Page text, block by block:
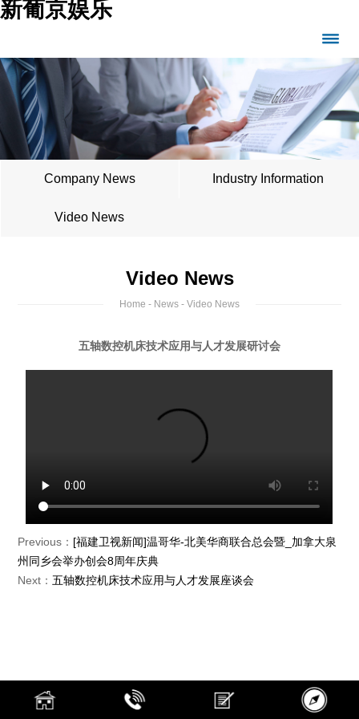
新葡京娱乐
Company News Industry Information
Video News
Video News
Home - News - Video News
五轴数控机床技术应用与人才发展研讨会
Previous： [福建卫视新闻]温哥华-北美华商联合总会暨_加拿大泉
州同乡会举办创会8周年庆典
Next：五轴数控机床技术应用与人才发展座谈会
LoL博彩网站